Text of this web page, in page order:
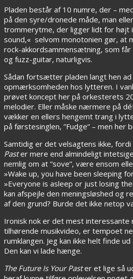
Pladen består af 10 numre, der –
på den syre/dronede måde, man
trommerytme, der ligger lidt for højt
sound,« selvom monotonien gør, at
rock-akkordsammensætning, som får
og fuzz-guitar, naturligvis.
Sådan fortsætter pladen langt hen
opmærksomheden hos lytteren. I
prøvet koncept her på orkesterets
melodier. Eller måske nærmere på
vækker en ellers hengemt trang i
på førstesinglen, ”Fudge” – men
Samtidig er det velsagtens ikke,
Paster mere end almindeligt
nemlig om at ”sove”, være ensom
»Wake up, you have been sleeping
»Everyone is asleep or just losing
kan afspejle den meningsløshed og
af den grund? Burde det ikke netop
Ironisk nok er det mest interessante
tilhørende musikvideo, er tempoet
rumklangen. Jeg kan ikke helt finde
Den kan vi lade hænge.
The Future Is Your Paster et lige så